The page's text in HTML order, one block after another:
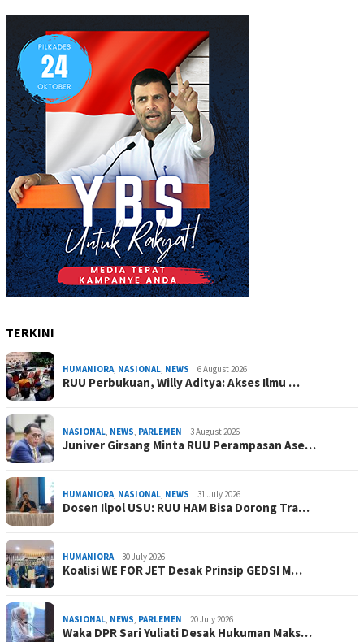
TERKINI
HUMANIORA, NASIONAL, NEWS 6 August 2026
RUU Perbukuan, Willy Aditya: Akses Ilmu …
NASIONAL, NEWS, PARLEMEN 3 August 2026
Juniver Girsang Minta RUU Perampasan Ase…
HUMANIORA, NASIONAL, NEWS 31 July 2026
Dosen Ilpol USU: RUU HAM Bisa Dorong Tra…
HUMANIORA 30 July 2026
Koalisi WE FOR JET Desak Prinsip GEDSI M…
NASIONAL, NEWS, PARLEMEN 20 July 2026
Waka DPR Sari Yuliati Desak Hukuman Maks…